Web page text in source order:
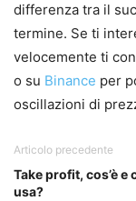
differenza tra il
termine. Se ti
velocemente ti
o su Binance per
oscillazioni di
Articolo precedente
Take profit, cos’è e
usa?